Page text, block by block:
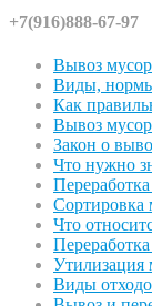
+7(916)888-67-97
Вывоз
Виды,
Как
Вывоз
Закон о
Что нужно
Сортировка
Что
Утилизация
Виды